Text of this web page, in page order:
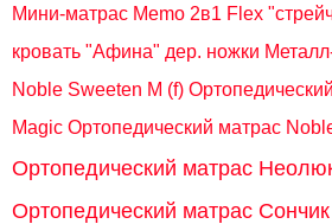
Мини-матрас Memo 2в1 Flex
кровать "Афина" дер. ножки
Noble Sweeten M (f)
Magic Ортопедический матрас
Ортопедический матрас
Ортопедический матрас